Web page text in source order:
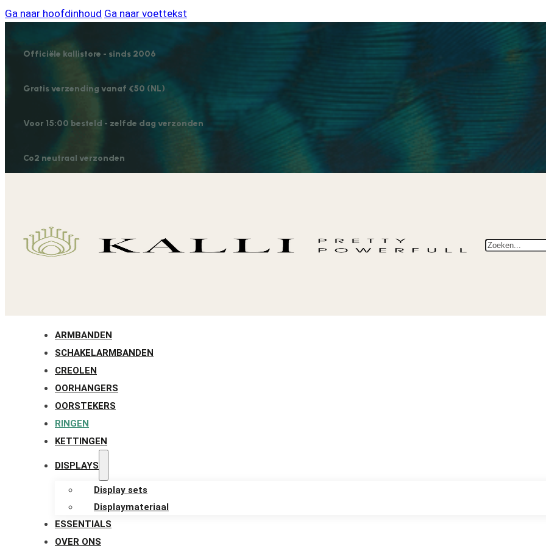
Ga naar hoofdinhoud Ga naar voettekst
Officiële kallistore - sinds 2006
Gratis verzending vanaf €50 (NL)
Voor 15:00 besteld - zelfde dag verzonden
Co2 neutraal verzonden
Zoeken
ARMBANDEN
SCHAKELARMBANDEN
CREOLEN
OORHANGERS
OORSTEKERS
RINGEN
KETTINGEN
DISPLAYS
Display sets
Displaymateriaal
ESSENTIALS
OVER ONS